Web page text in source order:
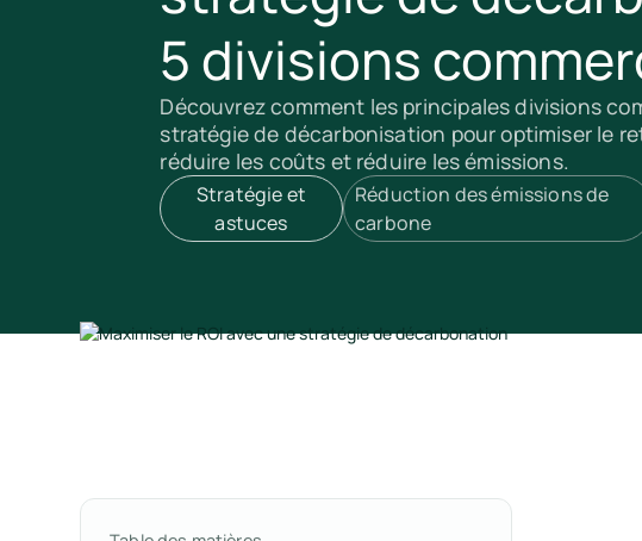
5 divisions
Découvrez comment les principales divisions
stratégie de décarbonisation pour optimiser le
réduire les coûts et réduire les émissions.
Stratégie et
astuces
Réduction des émissions de
carbone